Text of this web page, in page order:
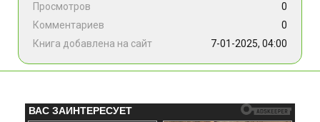
Просмотров
0
Комментариев
0
Книга добавлена на сайт
7-01-2025, 04:00